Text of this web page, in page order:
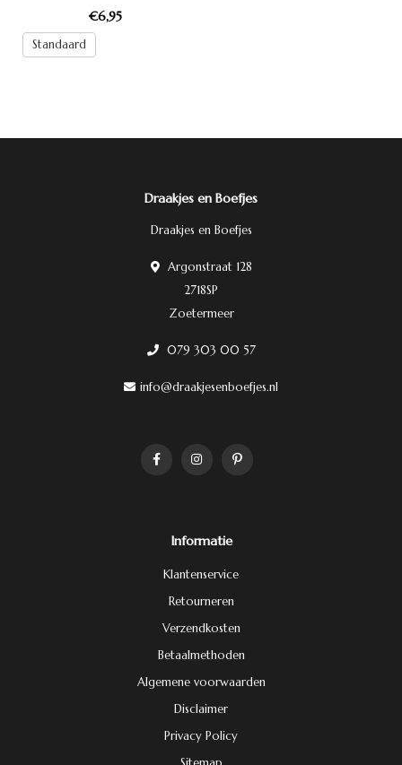
€6,95
Standaard
Draakjes en Boefjes
Draakjes en Boefjes
Argonstraat 128
2718SP
Zoetermeer
079 303 00 57
info@draakjesenboefjes.nl
Informatie
Klantenservice
Retourneren
Verzendkosten
Betaalmethoden
Algemene voorwaarden
Disclaimer
Privacy Policy